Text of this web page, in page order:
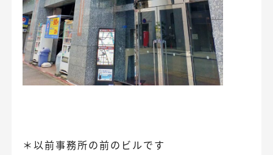
＊以前事務所の前のビルです